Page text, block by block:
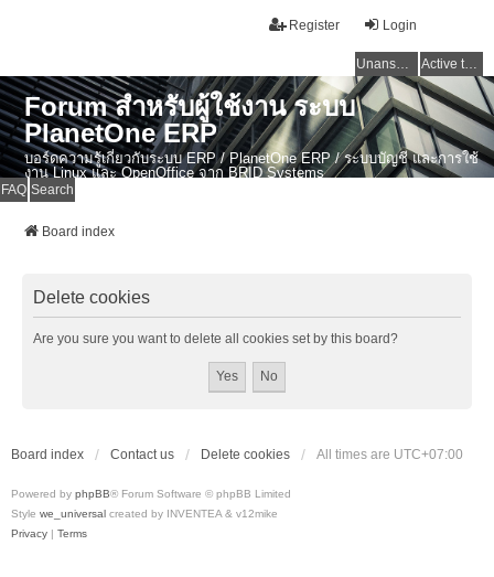
Login
Register
Unanswered topics Active topics
Forum สำหรับผู้ใช้งาน ระบบ
PlanetOne ERP
บอร์ดความรู้เกี่ยวกับระบบ ERP / PlanetOne ERP / ระบบบัญชี และการใช้
งาน Linux และ OpenOffice จาก BRID Systems
FAQ Search
Board index
Delete cookies
Are you sure you want to delete all cookies set by this board?
Board index Contact us Delete cookies All times are UTC+07:00
Powered by phpBB® Forum Software © phpBB Limited
Style we_universal created by INVENTEA & v12mike
Privacy | Terms